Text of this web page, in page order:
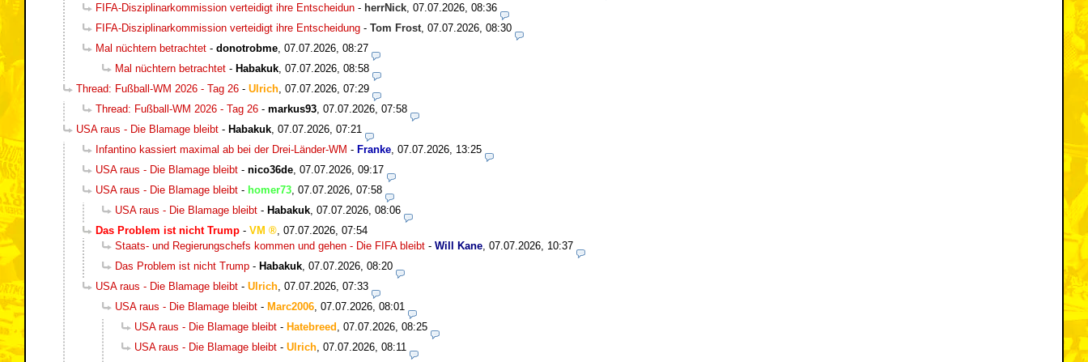
FIFA-Disziplinarkommission verteidigt ihre Entscheidun - herrNick 07.07.2026, 08:36
FIFA-Disziplinarkommission verteidigt ihre Entscheidung - Tom Frost 07.07.2026, 08:30
Mal nüchtern betrachtet - donotrobme 07.07.2026, 08:27
Mal nüchtern betrachtet - Habakuk 07.07.2026, 08:58
Thread: Fußball-WM 2026 - Tag 26 - Ulrich 07.07.2026, 07:29
Thread: Fußball-WM 2026 - Tag 26 - markus93 07.07.2026, 07:58
USA raus - Die Blamage bleibt - Habakuk 07.07.2026, 07:21
Infantino kassiert maximal ab bei der Drei-Länder-WM - Franke 07.07.2026, 13:25
USA raus - Die Blamage bleibt - nico36de 07.07.2026, 09:17
USA raus - Die Blamage bleibt - homer73 07.07.2026, 07:58
USA raus - Die Blamage bleibt - Habakuk 07.07.2026, 08:06
Das Problem ist nicht Trump - VM
07.07.2026, 07:54
Staats- und Regierungschefs kommen und gehen - Die FIFA bleibt - Will Kane 07.07.2026, 10:37
Das Problem ist nicht Trump - Habakuk 07.07.2026, 08:20
USA raus - Die Blamage bleibt - Ulrich 07.07.2026, 07:33
USA raus - Die Blamage bleibt - Marc2006 07.07.2026, 08:01
USA raus - Die Blamage bleibt - Hatebreed 07.07.2026, 08:25
USA raus - Die Blamage bleibt - Ulrich 07.07.2026, 08:11